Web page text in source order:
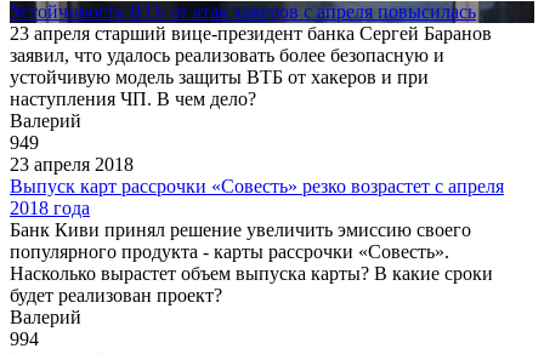
Устойчивость ВТБ от атак хакеров с апреля повысилась
23 апреля старший вице-президент банка Сергей Баранов
заявил, что удалось реализовать более безопасную и
устойчивую модель защиты ВТБ от хакеров и при
наступления ЧП. В чем дело?
Валерий
949
23 апреля 2018
Выпуск карт рассрочки «Совесть» резко возрастет с апреля
2018 года
Банк Киви принял решение увеличить эмиссию своего
популярного продукта - карты рассрочки «Совесть».
Насколько вырастет объем выпуска карты? В какие сроки
будет реализован проект?
Валерий
994